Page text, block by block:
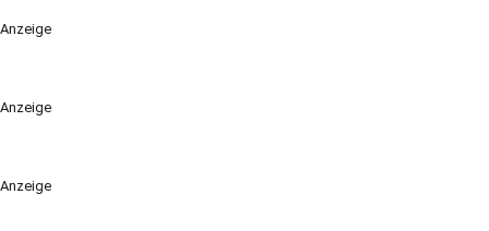
Anzeige
Anzeige
Anzeige